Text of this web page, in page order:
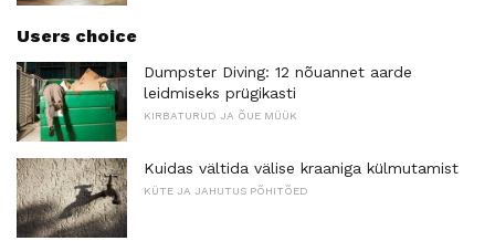
Users choice
Dumpster Diving: 12 nõuannet aarde
leidmiseks prügikasti
KIRBATURUD JA ÕUE MÜÜK
Kuidas vältida välise kraaniga külmutamist
KÜTE JA JAHUTUS PÕHITÕED